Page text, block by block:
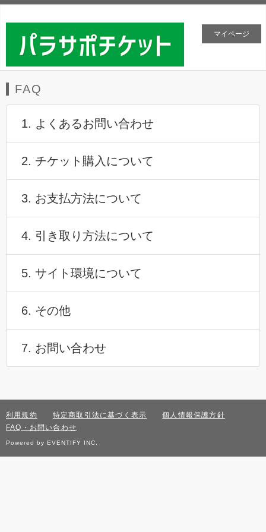
マイページ
FAQ
1. よくあるお問い合わせ
2. チケット購入について
3. お支払方法について
4. 引き取り方法について
5. サイト環境について
6. その他
7. お問い合わせ
利用規約 特定商取引法に基づく表示
個人情報保護方針
FAQ・お問い合わせ
Powered by EVENTIFY INC.